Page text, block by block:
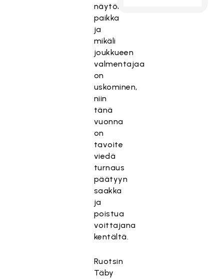
näytön
paikka
ja
mikäli
joukkueen
valmentajaa
on
uskominen,
niin
tänä
vuonna
on
tavoite
viedä
turnaus
päätyyn
saakka
ja
poistua
voittajana
kentältä.
Ruotsin
Täby